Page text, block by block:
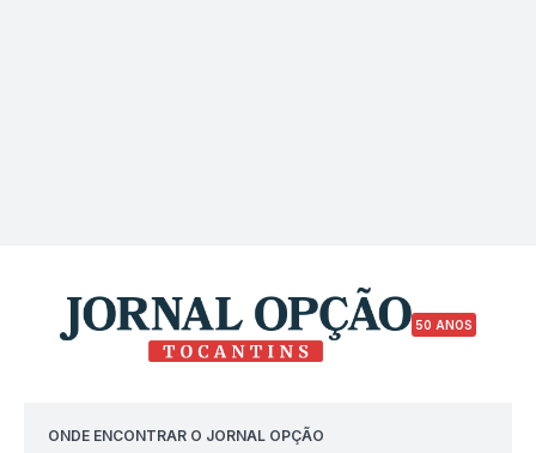
50 ANOS
ONDE ENCONTRAR O JORNAL OPÇÃO